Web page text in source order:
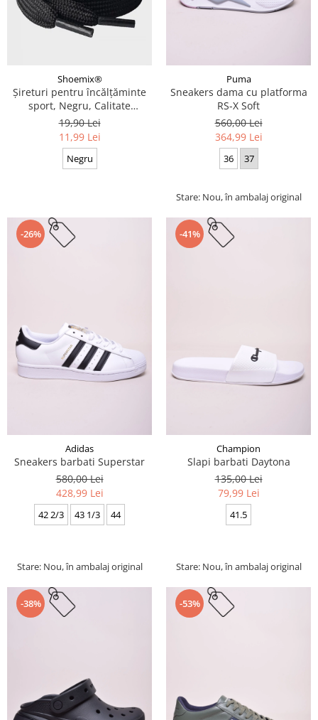
Shoemix®
Șireturi pentru încălțăminte
sport, Negru, Calitate
premium, 110 cm x 0.8 cm
19,90 Lei
11,99 Lei
Negru
Puma
Sneakers dama cu platforma
RS-X Soft
560,00 Lei
364,99 Lei
36 37
Stare: Nou, în ambalaj original
-26%
Adidas
Sneakers barbati Superstar
580,00 Lei
428,99 Lei
42 2/3 43 1/3 44
Stare: Nou, în ambalaj original
-41%
Champion
Slapi barbati Daytona
135,00 Lei
79,99 Lei
41.5
Stare: Nou, în ambalaj original
-38% -53%